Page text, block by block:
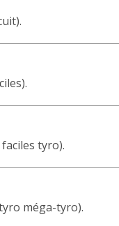
tyro).
méga-tyro).